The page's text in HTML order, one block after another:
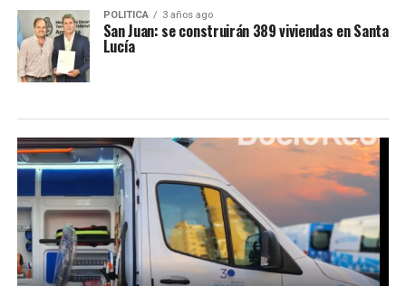
POLITICA 3 años ago
San Juan: se construirán 389 viviendas en Santa
Lucía